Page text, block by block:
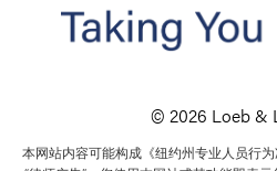
© 2026 Loeb &
本网站内容可能构成《纽约州专业人员行